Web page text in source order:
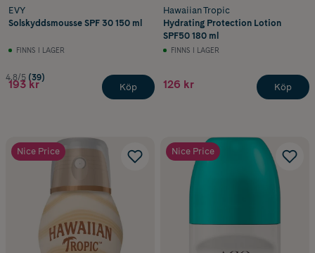
EVY
Solskyddsmousse SPF 30 150 ml
FINNS I LAGER
4.8/5 (39)
193 kr Köp
Hawaiian Tropic
Hydrating Protection Lotion
SPF50 180 ml
FINNS I LAGER
126 kr Köp
Nice Price Nice Price